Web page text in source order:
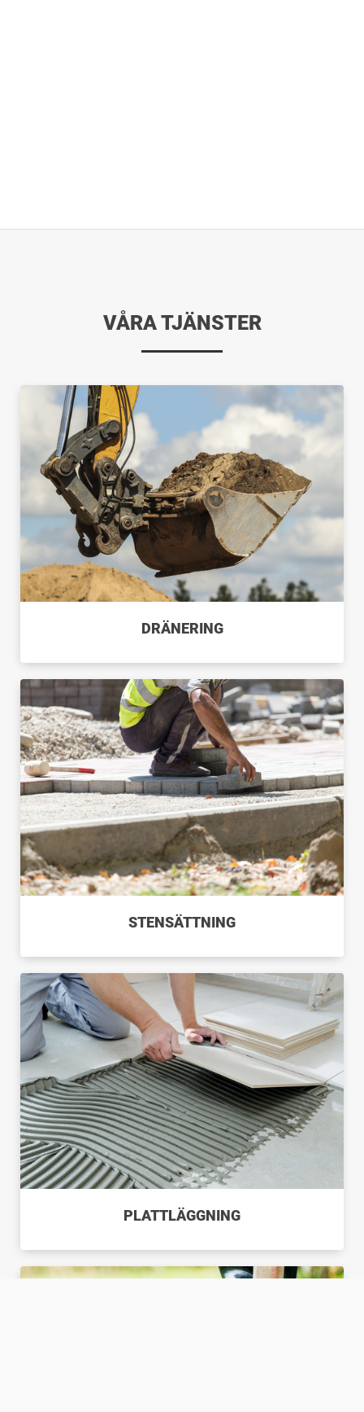
VÅRA TJÄNSTER
DRÄNERING
STENSÄTTNING
PLATTLÄGGNING